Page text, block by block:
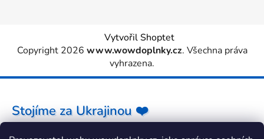
Vytvořil Shoptet
Copyright 2026 www.wowdoplnky.cz. Všechna práva
vyhrazena.
Stojíme za Ukrajinou ❤️